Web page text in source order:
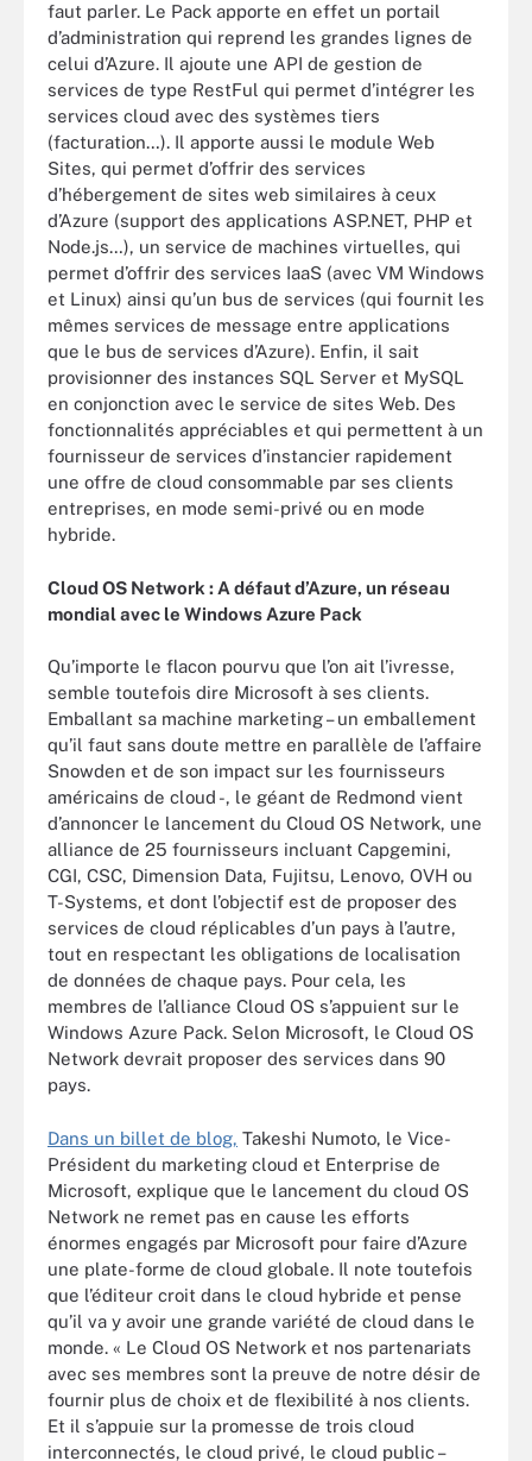
faut parler. Le Pack apporte en effet un portail
d’administration qui reprend les grandes lignes de
celui d’Azure. Il ajoute une API de gestion de
services de type RestFul qui permet d’intégrer les
services cloud avec des systèmes tiers
(facturation…). Il apporte aussi le module Web
Sites, qui permet d’offrir des services
d’hébergement de sites web similaires à ceux
d’Azure (support des applications ASP.NET, PHP et
Node.js…), un service de machines virtuelles, qui
permet d’offrir des services IaaS (avec VM Windows
et Linux) ainsi qu’un bus de services (qui fournit les
mêmes services de message entre applications
que le bus de services d’Azure). Enfin, il sait
provisionner des instances SQL Server et MySQL
en conjonction avec le service de sites Web. Des
fonctionnalités appréciables et qui permettent à un
fournisseur de services d’instancier rapidement
une offre de cloud consommable par ses clients
entreprises, en mode semi-privé ou en mode
hybride.
Cloud OS Network : A défaut d’Azure, un réseau
mondial avec le Windows Azure Pack
Qu’importe le flacon pourvu que l’on ait l’ivresse,
semble toutefois dire Microsoft à ses clients.
Emballant sa machine marketing – un emballement
qu’il faut sans doute mettre en parallèle de l’affaire
Snowden et de son impact sur les fournisseurs
américains de cloud -, le géant de Redmond vient
d’annoncer le lancement du Cloud OS Network, une
alliance de 25 fournisseurs incluant Capgemini,
CGI, CSC, Dimension Data, Fujitsu, Lenovo, OVH ou
T-Systems, et dont l’objectif est de proposer des
services de cloud réplicables d’un pays à l’autre,
tout en respectant les obligations de localisation
de données de chaque pays. Pour cela, les
membres de l’alliance Cloud OS s’appuient sur le
Windows Azure Pack. Selon Microsoft, le Cloud OS
Network devrait proposer des services dans 90
pays.
Dans un billet de blog, Takeshi Numoto, le Vice-
Président du marketing cloud et Enterprise de
Microsoft, explique que le lancement du cloud OS
Network ne remet pas en cause les efforts
énormes engagés par Microsoft pour faire d’Azure
une plate-forme de cloud globale. Il note toutefois
que l’éditeur croit dans le cloud hybride et pense
qu’il va y avoir une grande variété de cloud dans le
monde. « Le Cloud OS Network et nos partenariats
avec ses membres sont la preuve de notre désir de
fournir plus de choix et de flexibilité à nos clients.
Et il s’appuie sur la promesse de trois cloud
interconnectés, le cloud privé, le cloud public –